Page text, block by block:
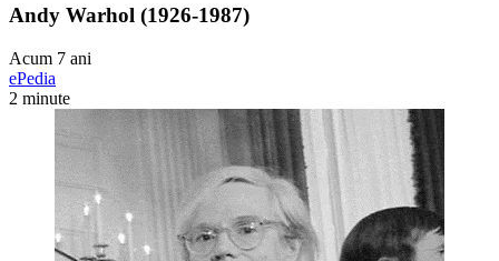
Andy Warhol (1926-1987)
Acum 7 ani
ePedia
2 minute